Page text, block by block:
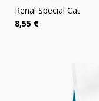
Renal Special Cat
8,55 €